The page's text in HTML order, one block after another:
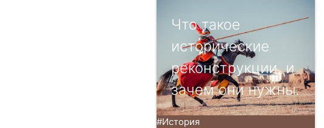
Что такое
исторические
реконструкции, и
зачем они нужны.
#История